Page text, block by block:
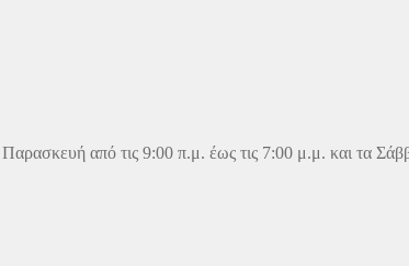
από τις 9:00 π.μ. έως τις 7:00 μ.μ. και τα